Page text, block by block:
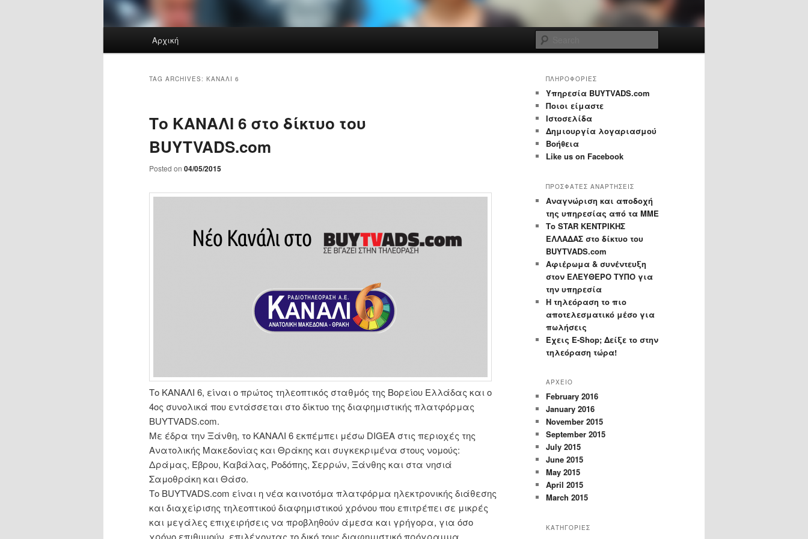
Αρχική
TAG ARCHIVES: ΚΑΝΑΛΙ 6
Το ΚΑΝΑΛΙ 6 στο δίκτυο του
BUYTVADS.com
Posted on 04/05/2015
Το ΚΑΝΑΛΙ 6, είναι ο πρώτος τηλεοπτικός σταθμός της Βορείου Ελλάδας και ο
4ος συνολικά που εντάσσεται στο δίκτυο της διαφημιστικής πλατφόρμας
BUYTVADS.com.
Με έδρα την Ξάνθη, το ΚΑΝΑΛΙ 6 εκπέμπει μέσω DIGEΑ στις περιοχές της
Ανατολικής Μακεδονίας και Θράκης και συγκεκριμένα στους νομούς:
Δράμας, Έβρου, Καβάλας, Ροδόπης, Σερρών, Ξάνθης και στα νησιά
Σαμοθράκη και Θάσο.
Το BUYTVADS.com είναι η νέα καινοτόμα πλατφόρμα ηλεκτρονικής διάθεσης
και διαχείρισης τηλεοπτικού διαφημιστικού χρόνου που επιτρέπει σε μικρές
και μεγάλες επιχειρήσεις να προβληθούν άμεσα και γρήγορα, για όσο
χρόνο επιθυμούν, επιλέγοντας το δικό τους διαφημιστικό πρόγραμμα.
ΠΛΗΡΟΦΟΡΙΕΣ
Yπηρεσία BUYTVADS.com
Ποιοι είμαστε
Ιστοσελίδα
Δημιουργία λογαριασμού
Βοήθεια
Like us on Facebook
ΠΡΟΣΦΑΤΕΣ ΑΝΑΡΤΗΣΕΙΣ
Αναγνώριση και αποδοχή
της υπηρεσίας από τα ΜΜΕ
Το STAR ΚΕΝΤΡΙΚΗΣ
ΕΛΛΑΔΑΣ στο δίκτυο του
BUYTVADS.com
Αφιέρωμα & συνέντευξη
στον ΕΛΕΥΘΕΡΟ ΤΥΠΟ για
την υπηρεσία
Η τηλεόραση το πιο
αποτελεσματικό μέσο για
πωλήσεις
Έχεις E-Shop; Δείξε το στην
τηλεόραση τώρα!
ΑΡΧΕΙΟ
February 2016
January 2016
November 2015
September 2015
July 2015
June 2015
May 2015
April 2015
March 2015
ΚΑΤΗΓΟΡΙΕΣ